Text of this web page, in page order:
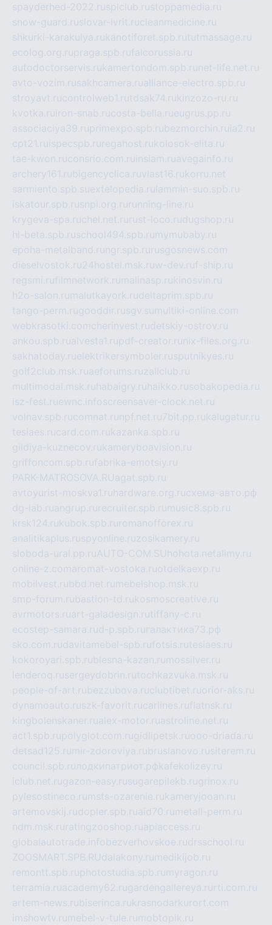
spayderhed-2022.rusplclub.rustoppamedia.ru
snow-guard.ruslovar-ivrit.rucleanmedicine.ru
shkurki-karakulya.rukanotiforet.spb.rututmassage.ru
ecolog.org.rupraga.spb.rufalcorussia.ru
autodoctorservis.rukamertondom.spb.ru net-life.net.ru
avto-vozim.rusakhcamera.rualliance-electro.spb.ru
stroyavt.rucontrolweb1.rutdsak74.rukinzozo-ru.ru
kvotka.ru iron-snab.rucosta-bella.rueugrus.pp.ru
associaciya39.ruprimexpo.spb.rubezmorchin.ru ia2.ru
cpt21.ru ispecspb.ru regahost.rukolosok-elita.ru
tae-kwon.ruconsrio.com.ru insiam.ruavegainfo.ru
archery161.rubigencyclica.ruvlast16.rukorru.net
sarmiento.spb.suextelopedia.ru lammin-suo.spb.ru
iskatour.spb.rusnpi.org.ru running-line.ru
krygeva-spa.ruchel.net.ru rust-loco.rudugshop.ru
hl-beta.spb.ruschool494.spb.ru mymubaby.ru
epoha-metalband.ru ngr.spb.ru rusgosnews.com
dieselvostok.ru24hostel.msk.ruw-dev.ruf-ship.ru
regsmi.rufilmnetwork.ru malinasp.rukinosvin.ru
h2o-salon.ru malutkayork.rudeltaprim.spb.ru
tango-perm.rugooddir.rusgv.su multiki-online.com
webkrasotki.comcherinvest.rudetskiy-ostrov.ru
ankou.spb.rualvesta1.rupdf-creator.ru nix-files.org.ru
sakhatoday.ruelektrikersymboler.rusputnikyes.ru
golf2club.msk.ruaeforums.ruzallclub.ru
multimodal.msk.ru habaigry.ru haikko.rusobakopedia.ru
isz-fest.ruewnc.infoscreensaver-clock.net.ru
volnav.spb.rucomnat.ru npf.net.ru7bit.pp.rukalugatur.ru
tesiaes.rucard.com.rukazanka.spb.ru
gildiya-kuznecov.rukameryboavision.ru
griffoncom.spb.rufabrika-emotsiy.ru
PARK-MATROSOVA.RUagat.spb.ru
avtoyurist-moskva1.ru hardware.org.ruсхема-авто.рф
dg-lab.ruangrup.ru recruiter.spb.ru music8.spb.ru
krsk124.rukubok.spb.ru romanofforex.ru
analitikaplus.ruspyonline.ruzosikamery.ru
sloboda-ural.pp.ruAUTO-COM.SU hohota.netalimy.ru
online-z.comaromat-vostoka.ruotdelkaexp.ru
mobilvest.rubbd.net.ru mebelshop.msk.ru
smp-forum.rubastion-td.rukosmoscreative.ru
avrmotors.ruart-galadesign.rutiffany-c.ru
ecostep-samara.rud-p.spb.ru галактика73.рф
sko.com.rudavitamebel-spb.rufotsis.rutesiaes.ru
kokoroyari.spb.rublesna-kazan.ru mossilver.ru
lenderoq.rusergeydobrin.rutochkazvuka.msk.ru
people-of-art.rubezzubova.ruclubtibet.ruorior-aks.ru
dynamoauto.ruszk-favorit.rucarlines.ruflatnsk.ru
kingbolenskaner.rualex-motor.ruastroline.net.ru
act1.spb.rupolyglot.com.rugidlipetsk.ruooo-driada.ru
detsad125.ru mir-zdoroviya.rubruslanovo.rusiterem.ru
council.spb.ruлодкипатриот.рфkafekolizey.ru
iclub.net.rugazon-easy.rusugarepilekb.rugrinox.ru
pylesostineco.ru msts-ozarenie.rukameryjooan.ru
artemovskij.rudopler.spb.ruaid70.ru metall-perm.ru
ndm.msk.ru ratingzooshop.ruapiaccess.ru
globalautotrade.info bezverhovskoe.rudrsschool.ru
ZOOSMART.SPB.RUdalakony.ru medikijob.ru
remontt.spb.ruphotostudia.spb.ru myragon.ru
terramia.ruacademy62.rugardengallereya.ru rti.com.ru
artem-news.rubiserinca.rukrasnodarkurort.com
imshowtv.ru mebel-v-tule.ru mobtopik.ru